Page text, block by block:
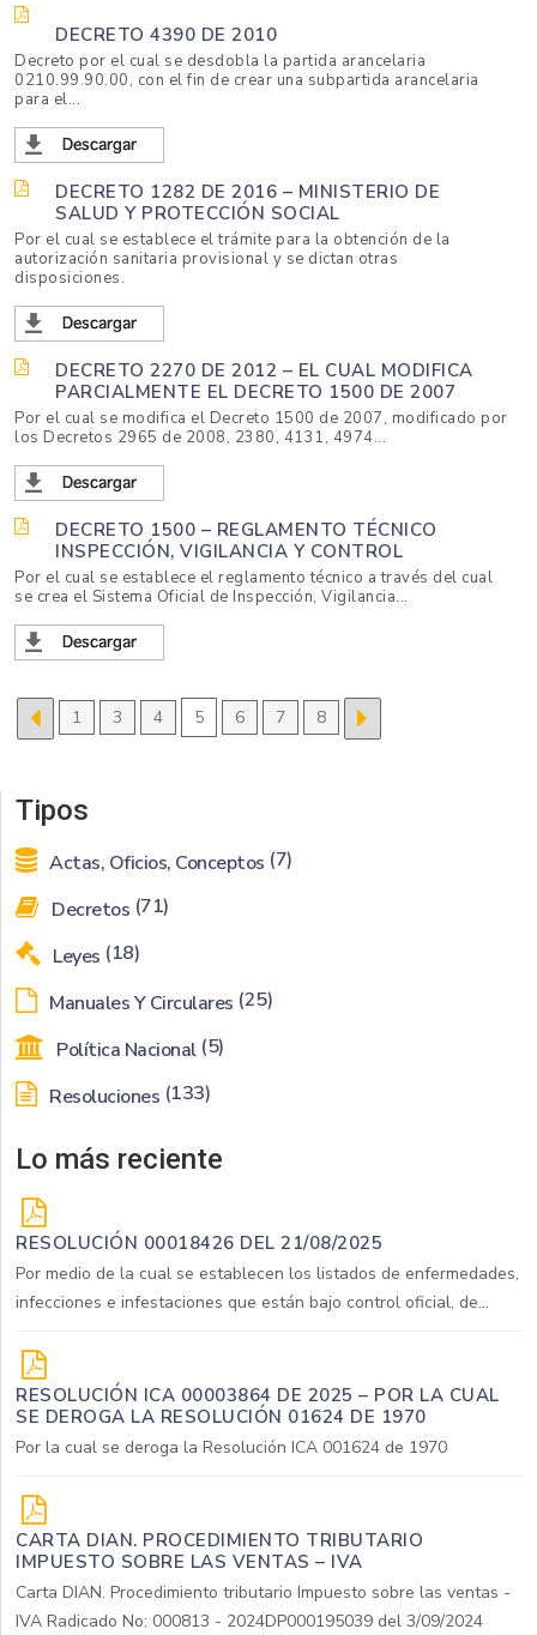
DECRETO 4390 DE 2010
Decreto por el cual se desdobla la partida arancelaria
0210.99.90.00, con el fin de crear una subpartida arancelaria
para el...
DECRETO 1282 DE 2016 – MINISTERIO DE
SALUD Y PROTECCIÓN SOCIAL
Por el cual se establece el trámite para la obtención de la
autorización sanitaria provisional y se dictan otras
disposiciones.
DECRETO 2270 DE 2012 – EL CUAL MODIFICA
PARCIALMENTE EL DECRETO 1500 DE 2007
Por el cual se modifica el Decreto 1500 de 2007, modificado por
los Decretos 2965 de 2008, 2380, 4131, 4974...
DECRETO 1500 – REGLAMENTO TÉCNICO
INSPECCIÓN, VIGILANCIA Y CONTROL
Por el cual se establece el reglamento técnico a través del cual
se crea el Sistema Oficial de Inspección, Vigilancia...
1 3 4 5 6 7 8
Tipos
Actas, Oficios, Conceptos (7)
Decretos (71)
Leyes (18)
Manuales Y Circulares (25)
Política Nacional (5)
Resoluciones (133)
Lo más reciente
RESOLUCIÓN 00018426 DEL 21/08/2025
Por medio de la cual se establecen los listados de enfermedades,
infecciones e infestaciones que están bajo control oficial, de...
RESOLUCIÓN ICA 00003864 DE 2025 – POR LA CUAL
SE DEROGA LA RESOLUCIÓN 01624 DE 1970
Por la cual se deroga la Resolución ICA 001624 de 1970
CARTA DIAN. PROCEDIMIENTO TRIBUTARIO
IMPUESTO SOBRE LAS VENTAS – IVA
Carta DIAN. Procedimiento tributario Impuesto sobre las ventas -
IVA Radicado No: 000813 - 2024DP000195039 del 3/09/2024